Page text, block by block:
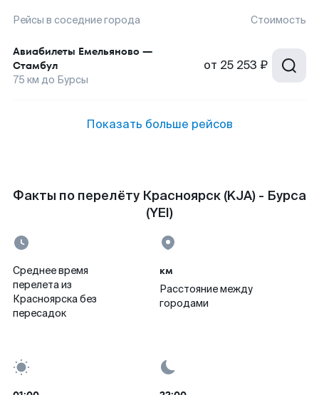
Рейсы в соседние города Стоимость
Авиабилеты Емельяново —
Стамбул
75 км до Бурсы
от 25 253 ₽
Показать больше рейсов
Факты по перелёту Красноярск (KJA) - Бурса
(YEI)
Среднее время
перелета из
Красноярска без
пересадок
км
Расстояние между
городами